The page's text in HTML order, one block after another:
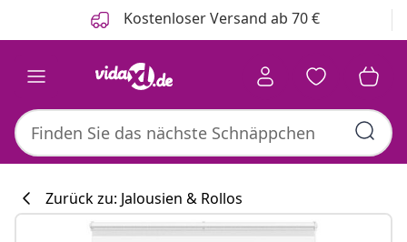
Kostenloser Versand ab 70 €
Zurück zu: Jalousien & Rollos